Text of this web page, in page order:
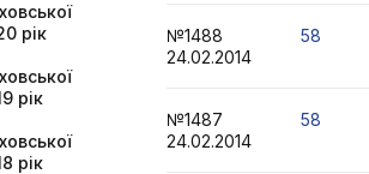
рік
рік
рік
№1488
24.02.2014
58
№1487
24.02.2014
58